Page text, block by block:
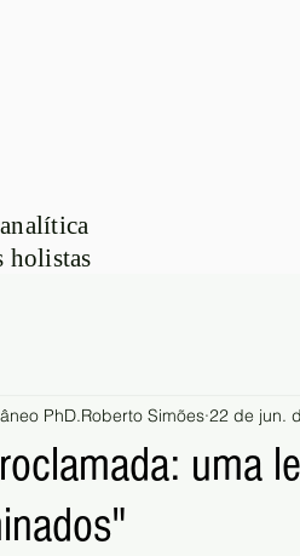
holistas
uma
PhD.Roberto Simões 22 de jun.